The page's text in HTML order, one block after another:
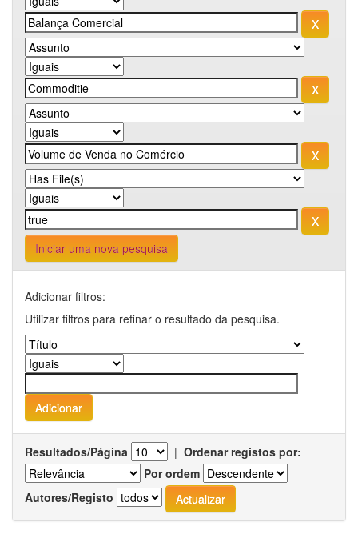
Iniciar uma nova pesquisa
Adicionar filtros:
Utilizar filtros para refinar o resultado da pesquisa.
Resultados/Página | Ordenar registos por:
Por ordem
Autores/Registo